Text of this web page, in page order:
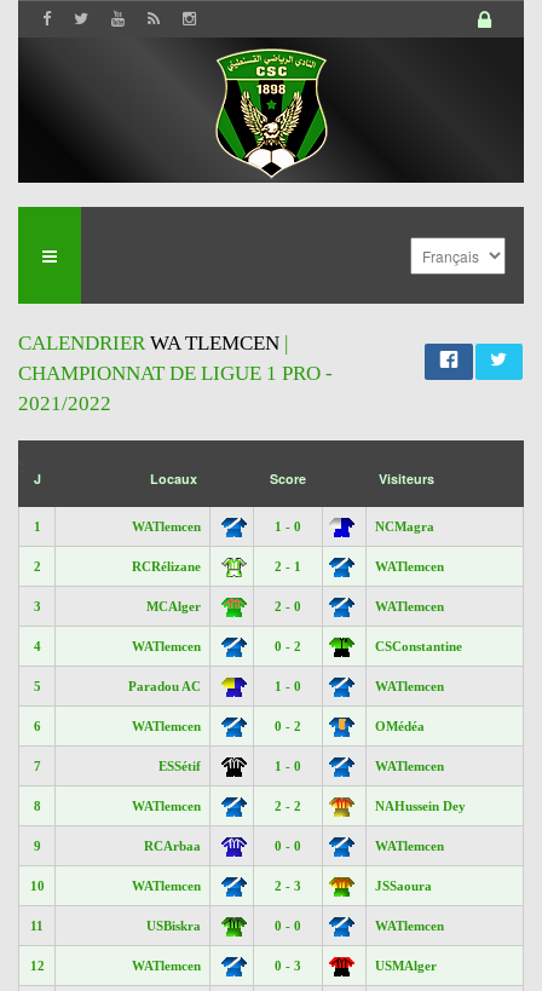
CALENDRIERWA TLEMCEN |
CHAMPIONNAT DE LIGUE 1 PRO -
2021/2022
J Locaux Score Visiteurs
1 WATlemcen 1 - 0 NCMagra
2 RCRélizane 2 - 1 WATlemcen
3 MCAlger 2 - 0 WATlemcen
4 WATlemcen 0 - 2 CSConstantine
5 Paradou AC 1 - 0 WATlemcen
6 WATlemcen 0 - 2 OMédéa
7 ESSétif 1 - 0 WATlemcen
8 WATlemcen 2 - 2 NAHussein Dey
9 RCArbaa 0 - 0 WATlemcen
10 WATlemcen 2 - 3 JSSaoura
11 USBiskra 0 - 0 WATlemcen
12 WATlemcen 0 - 3 USMAlger